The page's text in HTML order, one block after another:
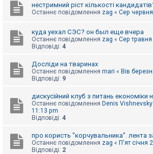
нестримний ріст кількості
Останнє повідомлення zag « Сер
куда уехал СЭС? он был еще вчера
Останнє повідомлення zag « Сер
Відповіді: 4
Досліди на тваринах
Останнє повідомлення mari « Вів
Відповіді: 9
дискусійний клуб з питань економіки
Останнє повідомлення Denis Vishnevsky
11:13 pm
Відповіді: 4
про користь "корчувальника". лента
Останнє повідомлення zag « П'ят січня
Відповіді: 2